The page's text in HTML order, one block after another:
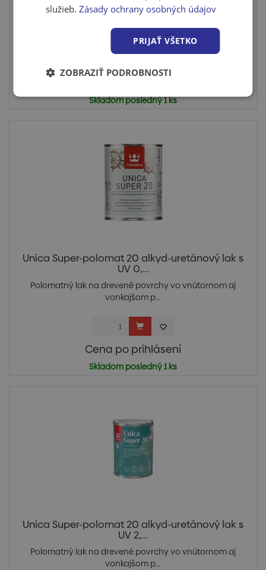
Obsahuje ...
Skladom posledný 1 ks
Unica Super-polomat 20 alkyd-uretánový lak s
UV 0,...
Polomatný lak na drevené povrchy vo vnútornom aj
vonkajšom p...
Cena po prihlásení
Skladom posledný 1 ks
Unica Super-polomat 20 alkyd-uretánový lak s
UV 2,...
Polomatný lak na drevené povrchy vo vnútornom aj
vonkajšom p...
služieb.Zásady ochrany osobných údajov
PRIJAŤ VŠETKO
ZOBRAZIŤ PODROBNOSTI